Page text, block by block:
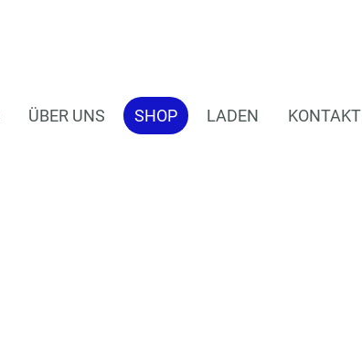
ÜBER UNS SHOP LADEN KONTAKT